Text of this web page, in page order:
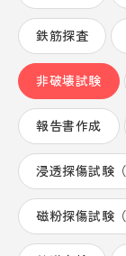
Nagoya
鉄筋探査
非破壊試験
報告書作成
浸透探傷試験（
磁粉探傷試験（